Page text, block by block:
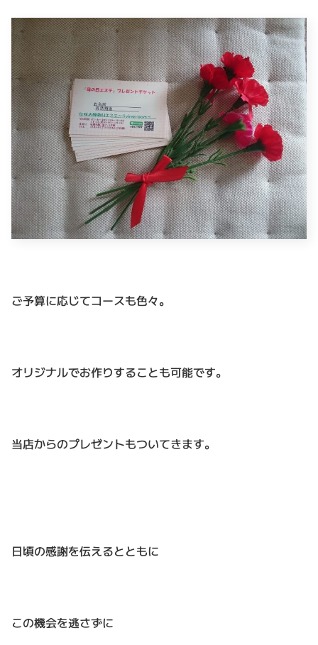
ご予算に応じてコースも色々。
オリジナルでお作りすることも可能です。
当店からのプレゼントもついてきます。
日頃の感謝を伝えるとともに
この機会を逃さずに